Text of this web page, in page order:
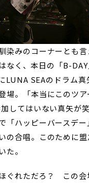
染みのコーナーとも
なく、本日の「B-
LUNA SEAのドラム真
場。「本当にこのツ
してはいない真矢が
「ハッピーバースデー
の合唱。このために
た。
ほぐれただろ？ この